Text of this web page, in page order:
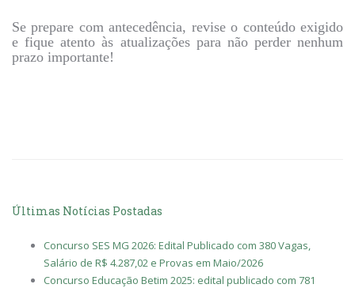
Se prepare com antecedência, revise o conteúdo exigido
e fique atento às atualizações para não perder nenhum
prazo importante!
Últimas Notícias Postadas
Concurso SES MG 2026: Edital Publicado com 380 Vagas,
Salário de R$ 4.287,02 e Provas em Maio/2026
Concurso Educação Betim 2025: edital publicado com 781